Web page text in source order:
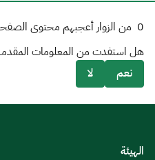
0 من الزوار أعجبهم محتوى
هل استفدت من المعلومات
نعم
لا
الهيئة